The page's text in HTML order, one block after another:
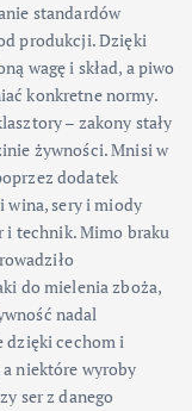
standardów
produkcji. Dzięki
wagę i skład, a piwo
konkretne normy.
– zakony stały
żywności. Mnisi w
dodatek
wina, sery i miody
i technik. Mimo braku
do mielenia zboża,
nadal
dzięki cechom i
niektóre wyroby
ser z danego